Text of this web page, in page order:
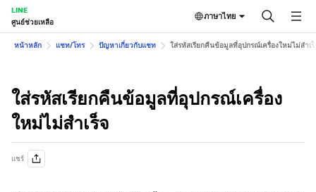
LINE
ศูนย์ช่วยเหลือ
ภาษาไทย
หน้าหลัก แชท/โทร ปัญหาเกี่ยวกับแชท ใส่รหัสเรียกคืนข้อมูลที่อุปกรณ์เครื่องใหม่ไม่สำเ
ใส่รหัสเรียกคืนข้อมูลที่อุปกรณ์เครื่อง
ใหม่ไม่สำเร็จ
แชร์